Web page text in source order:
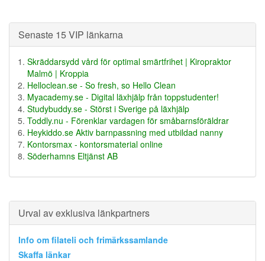
Senaste 15 VIP länkarna
Skräddarsydd vård för optimal smärtfrihet | Kiropraktor
Malmö | Kroppia
Helloclean.se - So fresh, so Hello Clean
Myacademy.se - Digital läxhjälp från toppstudenter!
Studybuddy.se - Störst i Sverige på läxhjälp
Toddly.nu - Förenklar vardagen för småbarnsföräldrar
Heykiddo.se Aktiv barnpassning med utbildad nanny
Kontorsmax - kontorsmaterial online
Söderhamns Eltjänst AB
Urval av exklusiva länkpartners
Info om filateli och frimärkssamlande
Skaffa länkar